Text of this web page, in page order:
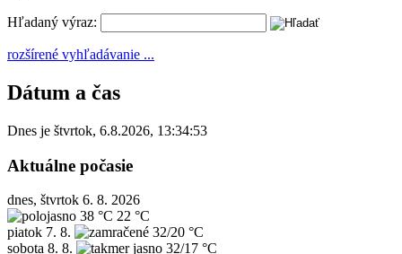
Hľadaný výraz:
rozšírené vyhľadávanie ...
Dátum a čas
Dnes je štvrtok, 6.8.2026, 13:34:53
Aktuálne počasie
dnes, štvrtok 6. 8. 2026
38 °C 22 °C
piatok 7. 8.
32/20 °C
sobota 8. 8.
32/17 °C